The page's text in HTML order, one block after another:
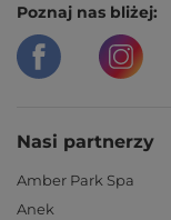
Poznaj nas bliżej:
Nasi partnerzy
Amber Park Spa
Anek